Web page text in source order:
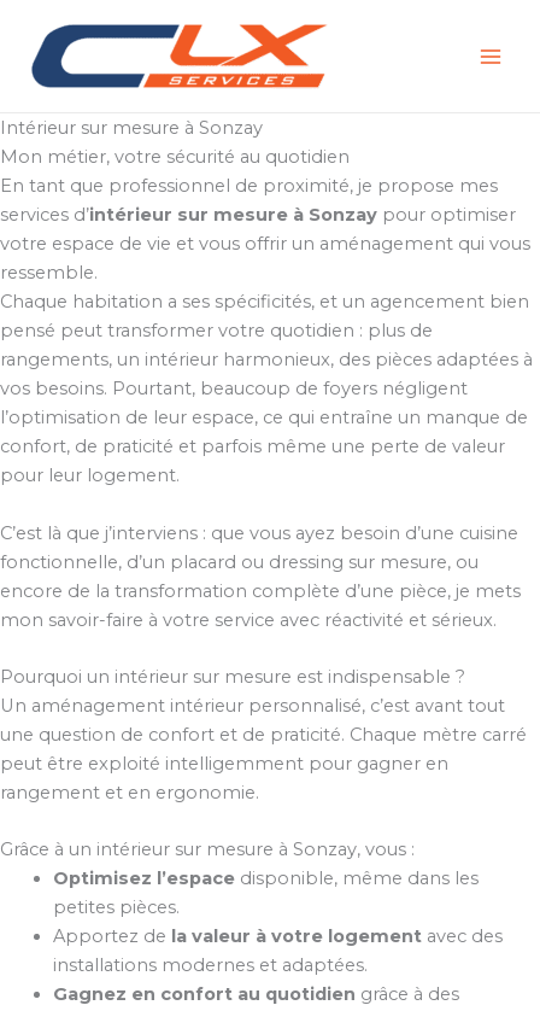
contenu
Intérieur sur mesure à Sonzay
Mon métier, votre sécurité au quotidien
En tant que professionnel de proximité, je propose mes
services d’intérieur sur mesure à Sonzay pour optimiser
votre espace de vie et vous offrir un aménagement qui vous
ressemble.
Chaque habitation a ses spécificités, et un agencement bien
pensé peut transformer votre quotidien : plus de
rangements, un intérieur harmonieux, des pièces adaptées à
vos besoins. Pourtant, beaucoup de foyers négligent
l’optimisation de leur espace, ce qui entraîne un manque de
confort, de praticité et parfois même une perte de valeur
pour leur logement.
C’est là que j’interviens : que vous ayez besoin d’une cuisine
fonctionnelle, d’un placard ou dressing sur mesure, ou
encore de la transformation complète d’une pièce, je mets
mon savoir-faire à votre service avec réactivité et sérieux.
Pourquoi un intérieur sur mesure est indispensable ?
Un aménagement intérieur personnalisé, c’est avant tout
une question de confort et de praticité. Chaque mètre carré
peut être exploité intelligemment pour gagner en
rangement et en ergonomie.
Grâce à un intérieur sur mesure à Sonzay, vous :
Optimisez l’espacedisponible, même dans les
petites pièces.
Apportez de la valeur à votre logementavec des
installations modernes et adaptées.
Gagnez en confort au quotidien grâce à des